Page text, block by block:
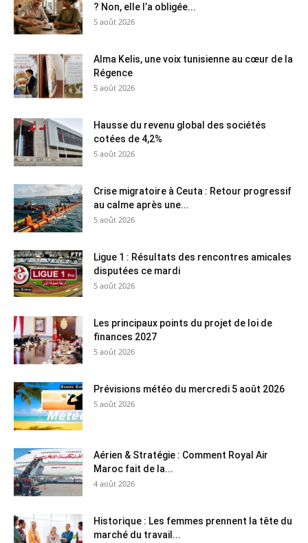
? Non, elle l’a obligée...
5 août 2026
Alma Kelis, une voix tunisienne au cœur de la
Régence
5 août 2026
Hausse du revenu global des sociétés
cotées de 4,2%
5 août 2026
Crise migratoire à Ceuta : Retour progressif
au calme après une...
5 août 2026
Ligue 1 : Résultats des rencontres amicales
disputées ce mardi
5 août 2026
Les principaux points du projet de loi de
finances 2027
5 août 2026
Prévisions météo du mercredi 5 août 2026
5 août 2026
Aérien & Stratégie : Comment Royal Air
Maroc fait de la...
4 août 2026
Historique : Les femmes prennent la tête du
marché du travail...